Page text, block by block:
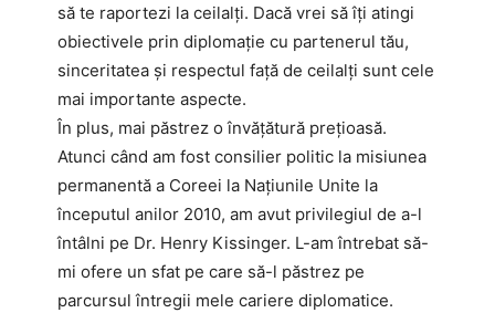
să te raportezi la ceilalți. Dacă vrei să îți atingi
obiectivele prin diplomație cu partenerul tău,
sinceritatea și respectul față de ceilalți sunt cele
mai importante aspecte.
În plus, mai păstrez o învățătură prețioasă.
Atunci când am fost consilier politic la misiunea
permanentă a Coreei la Națiunile Unite la
începutul anilor 2010, am avut privilegiul de a-l
întâlni pe Dr. Henry Kissinger. L-am întrebat să-
mi ofere un sfat pe care să-l păstrez pe
parcursul întregii mele cariere diplomatice.